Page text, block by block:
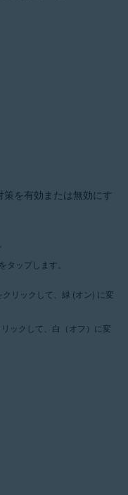
を有効または無効にす
ップします。
リックして、緑 (オン) に変
ックして、白（オフ）に変